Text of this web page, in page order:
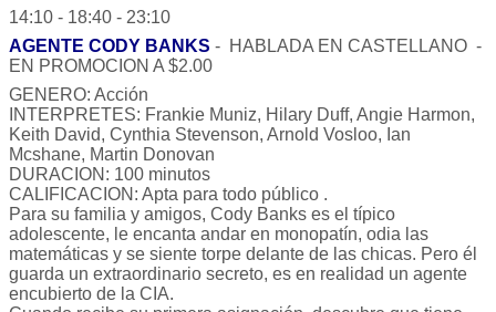
14:10 - 18:40 - 23:10
AGENTE CODY BANKS - HABLADA EN CASTELLANO -
EN PROMOCION A $2.00
GENERO: Acción
INTERPRETES: Frankie Muniz, Hilary Duff, Angie Harmon,
Keith David, Cynthia Stevenson, Arnold Vosloo, Ian
Mcshane, Martin Donovan
DURACION: 100 minutos
CALIFICACION: Apta para todo público .
Para su familia y amigos, Cody Banks es el típico
adolescente, le encanta andar en monopatín, odia las
matemáticas y se siente torpe delante de las chicas. Pero él
guarda un extraordinario secreto, es en realidad un agente
encubierto de la CIA.